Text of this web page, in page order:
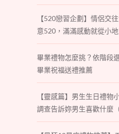
【520戀習企劃】情侶交
意520，滿滿感動就從小
畢業禮物怎麼挑？依階段
畢業祝福送禮推薦
【靈感篇】男生生日禮物
調查告訴妳男生喜歡什麼（